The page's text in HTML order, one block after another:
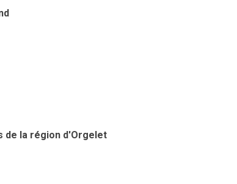
de la région d'Orgelet